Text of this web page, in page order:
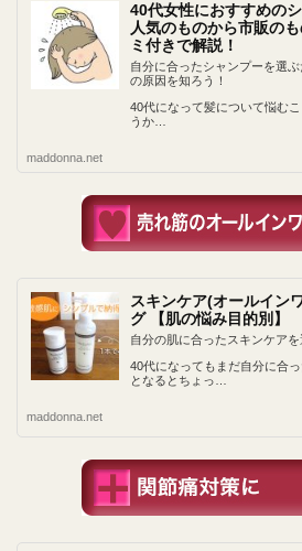
40代女性におすすめの
人気のものから市販の
ミ付きで解説！
自分に合ったシャンプーを選
の原因を知ろう！
40代になって髪について悩む
うか…
maddonna.net
スキンケア(オールイン
グ 【肌の悩み目的別】
自分の肌に合ったスキンケア
40代になってもまだ自分に合
となるとちょっ…
maddonna.net